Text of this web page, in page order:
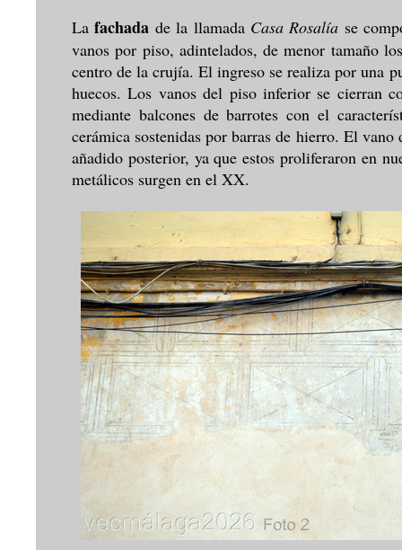
Lafachada de la llamada Casa Rosalía se
vanos por piso, adintelados, de menor tamaño
centro de la crujía. El ingreso se realiza por una
huecos. Los vanos del piso inferior se cierran
mediante balcones de barrotes con el
cerámica sostenidas por barras de hierro. El
añadido posterior, ya que estos proliferaron en
metálicos surgen en el XX.